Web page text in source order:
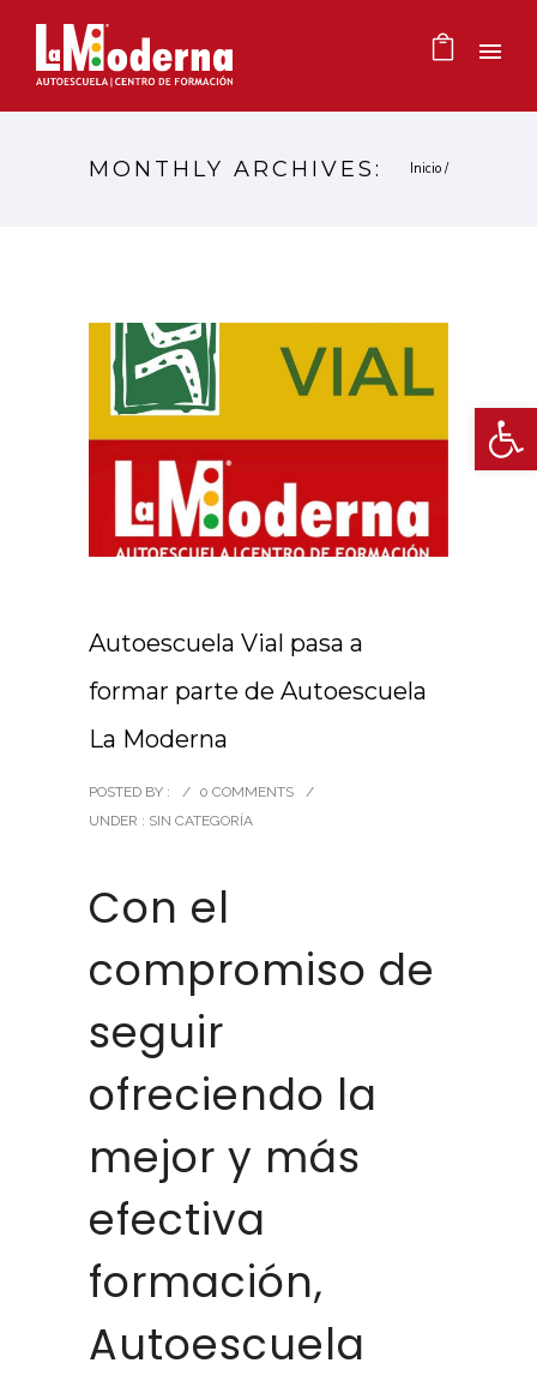
MONTHLY ARCHIVES: Inicio /
Autoescuela Vial pasa a
formar parte de Autoescuela
La Moderna
POSTED BY : / 0 COMMENTS
/
UNDER : SIN CATEGORÍA
Con el
compromiso de
seguir
ofreciendo la
mejor y más
efectiva
formación,
Autoescuela